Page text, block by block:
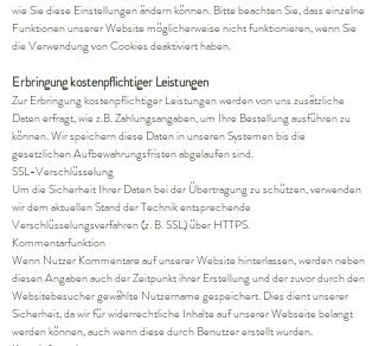
wie Sie diese Einstellungen ändern können. Bitte beachten Sie, dass einzelne
Funktionen unserer Website möglicherweise nicht funktionieren, wenn Sie
die Verwendung von Cookies deaktiviert haben.
Erbringung kostenpflichtiger Leistungen
Zur Erbringung kostenpflichtiger Leistungen werden von uns zusätzliche
Daten erfragt, wie z.B. Zahlungsangaben, um Ihre Bestellung ausführen zu
können. Wir speichern diese Daten in unseren Systemen bis die
gesetzlichen Aufbewahrungsfristen abgelaufen sind.
SSL-Verschlüsselung
Um die Sicherheit Ihrer Daten bei der Übertragung zu schützen, verwenden
wir dem aktuellen Stand der Technik entsprechende
Verschlüsselungsverfahren (z. B. SSL) über HTTPS.
Kommentarfunktion
Wenn Nutzer Kommentare auf unserer Website hinterlassen, werden neben
diesen Angaben auch der Zeitpunkt ihrer Erstellung und der zuvor durch den
Websitebesucher gewählte Nutzername gespeichert. Dies dient unserer
Sicherheit, da wir für widerrechtliche Inhalte auf unserer Webseite belangt
werden können, auch wenn diese durch Benutzer erstellt wurden.